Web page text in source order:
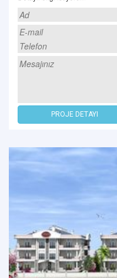
PROJE DETAYI